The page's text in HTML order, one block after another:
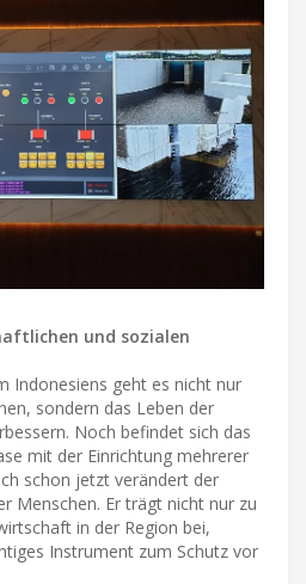
und sozialen
Indonesiens geht es nicht nur
sondern das Leben der
Noch befindet sich das
mit der Einrichtung mehrerer
schon jetzt verändert der
Menschen. Er trägt nicht nur zu
in der Region bei,
Instrument zum Schutz vor